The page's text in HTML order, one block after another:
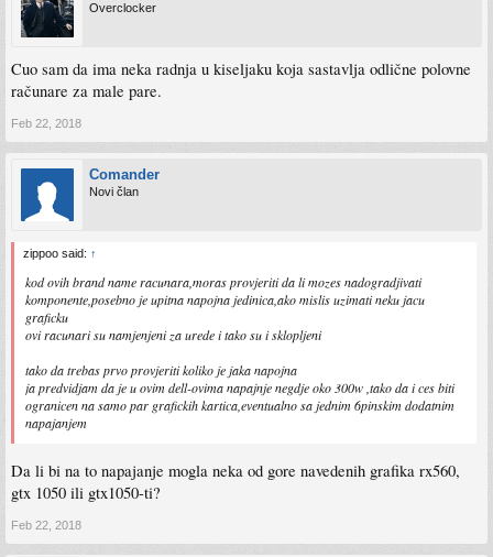
Overclocker
Cuo sam da ima neka radnja u kiseljaku koja sastavlja odlične polovne
računare za male pare.
Feb 22, 2018
Comander
Novi član
zippoo said: ↑
kod ovih brand name racunara,moras provjeriti da li mozes nadogradjivati
komponente,posebno je upitna napojna jedinica,ako mislis uzimati neku jacu
graficku
ovi racunari su namjenjeni za urede i tako su i sklopljeni
tako da trebas prvo provjeriti koliko je jaka napojna
ja predvidjam da je u ovim dell-ovima napajnje negdje oko 300w ,tako da i ces biti
ogranicen na samo par grafickih kartica,eventualno sa jednim 6pinskim dodatnim
napajanjem
Da li bi na to napajanje mogla neka od gore navedenih grafika rx560,
gtx 1050 ili gtx1050-ti?
Feb 22, 2018